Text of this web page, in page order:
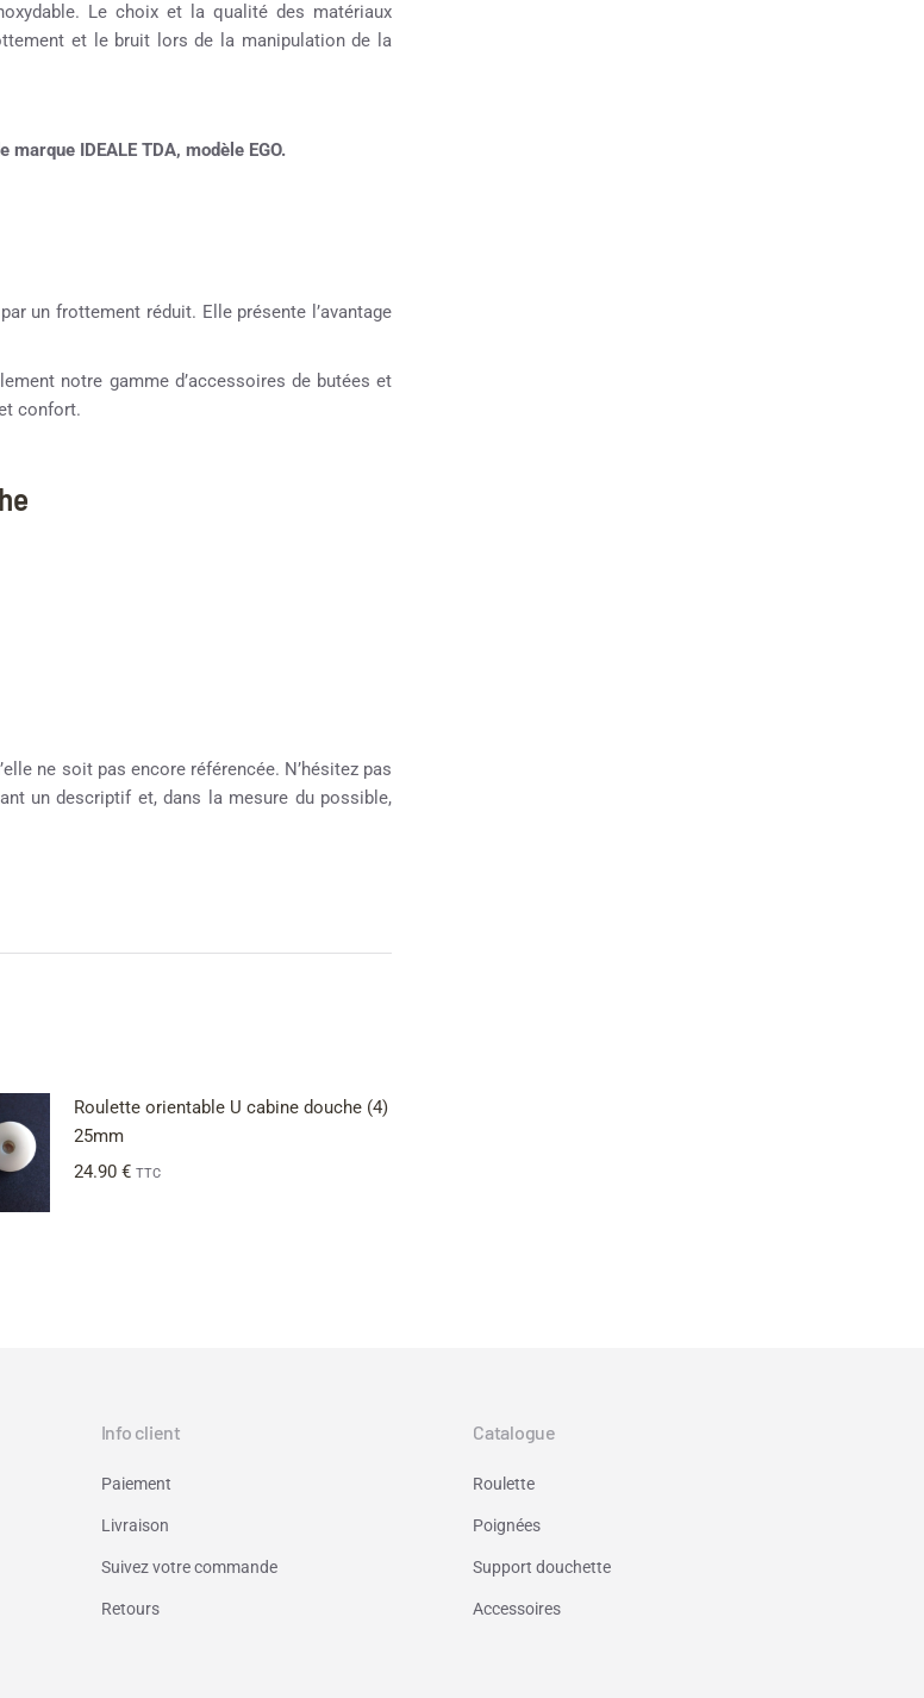
Le choix et la qualité des matériaux
et le bruit lors de la manipulation de la
IDEALE TDA, modèle EGO.
un frottement réduit. Elle présente l’avantage
notre gamme d’accessoires de butées et
confort.
ne soit pas encore référencée. N’hésitez pas
un descriptif et, dans la mesure du possible,
Roulette orientable U cabine douche (4)
25mm
24.90 € TTC
Info client
Paiement
Livraison
Suivez votre commande
Retours
Catalogue
Roulette
Poignées
Support douchette
Accessoires